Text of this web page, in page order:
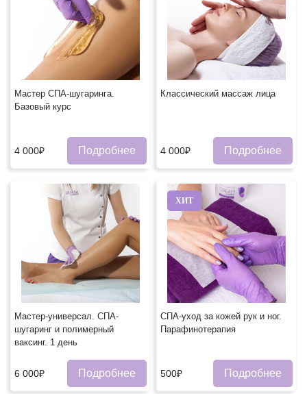
Мастер СПА-шугаринга.
Базовый курс
4 000₽ Подробнее
Классический массаж лица
4 000₽ Подробнее
Мастер-универсал. СПА-
шугаринг и полимерный
ваксинг. 1 день
6 000₽ Подробнее
ХИТ
СПА-уход за кожей рук и ног.
Парафинотерапия
500₽ Подробнее